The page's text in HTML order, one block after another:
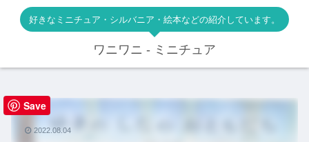
好きなミニチュア・シルバニア・絵本などの紹介しています。
ワニワニ - ミニチュア
絵本
2022.08.04
Save